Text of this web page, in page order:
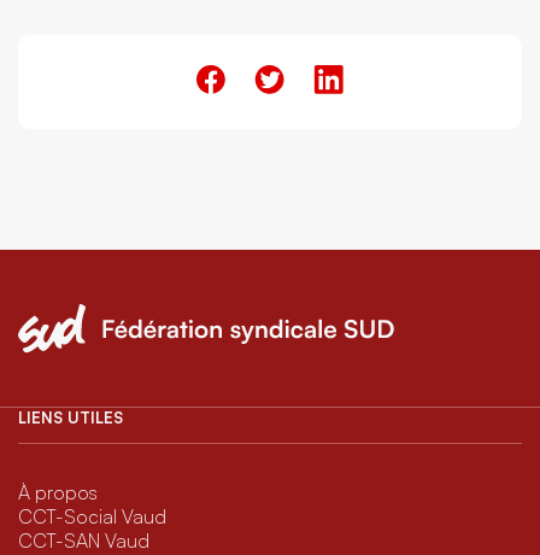
LIENS UTILES
À propos
CCT-Social Vaud
CCT-SAN Vaud